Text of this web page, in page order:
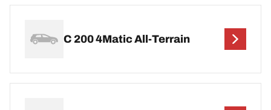
C 200 4Matic All-Terrain